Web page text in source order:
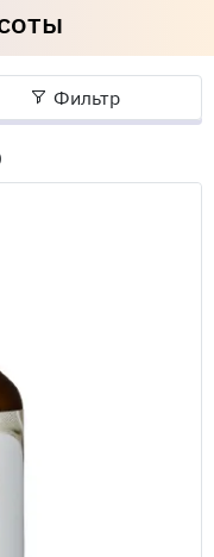
Фильтр